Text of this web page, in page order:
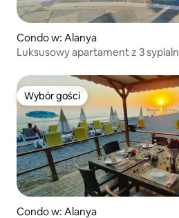
Condo w: Alanya
Luksusowy apartament z 3
Wybór gości
Wybór gości
Condo w: Alanya